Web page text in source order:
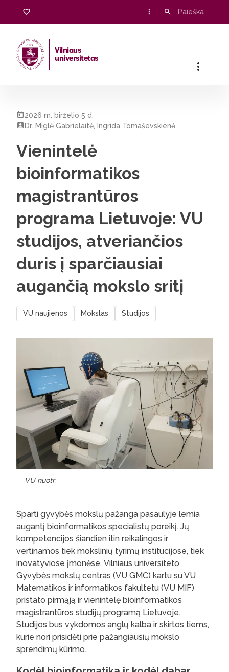
Vilniaus
universitetas
2026 m. birželio 5 d.
Dr. Miglė Gabrielaitė, Ingrida Tomaševskienė
Vienintelė
bioinformatikos
magistrantūros
programa Lietuvoje: VU
studijos, atveriančios
duris į sparčiausiai
augančią mokslo sritį
VU naujienos Mokslas Studijos
VU nuotr.
Sparti gyvybės mokslų pažanga pasaulyje lemia
augantį bioinformatikos specialistų poreikį. Jų
kompetencijos šiandien itin reikalingos ir
vertinamos tiek mokslinių tyrimų institucijose, tiek
inovatyviose įmonėse. Vilniaus universiteto
Gyvybės mokslų centras (VU GMC) kartu su VU
Matematikos ir informatikos fakultetu (VU MIF)
pristato pirmąją ir vienintelę bioinformatikos
magistrantūros studijų programą Lietuvoje.
Studijos bus vykdomos anglų kalba ir skirtos tiems,
kurie nori prisidėti prie pažangiausių mokslo
sprendimų kūrimo.